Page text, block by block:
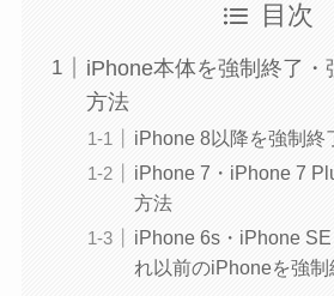
目次
iPhone本体を強制終了・
方法
iPhone 8以降を強制終
iPhone 7・iPhone 7
方法
iPhone 6s・iPhone
れ以前のiPhoneを強